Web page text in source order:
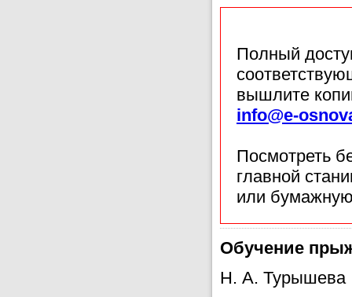
Полный
вышлите
info@e-
Посмотреть
главной
или
Обучение
Н. А. Турышева